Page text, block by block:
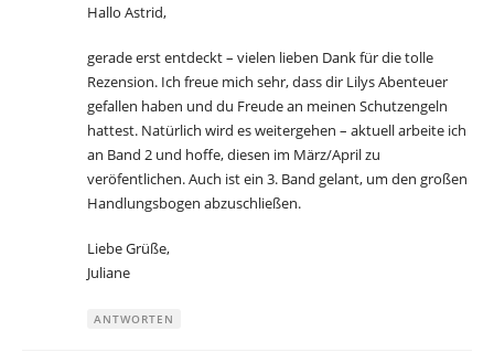
Hallo Astrid,
gerade erst entdeckt – vielen lieben Dank für die tolle
Rezension. Ich freue mich sehr, dass dir Lilys Abenteuer
gefallen haben und du Freude an meinen Schutzengeln
hattest. Natürlich wird es weitergehen – aktuell arbeite ich
an Band 2 und hoffe, diesen im März/April zu
veröfentlichen. Auch ist ein 3. Band gelant, um den großen
Handlungsbogen abzuschließen.
Liebe Grüße,
Juliane
ANTWORTEN